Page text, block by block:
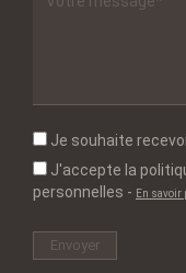
Je souhaite
J'accepte la
personnelles - En savoir